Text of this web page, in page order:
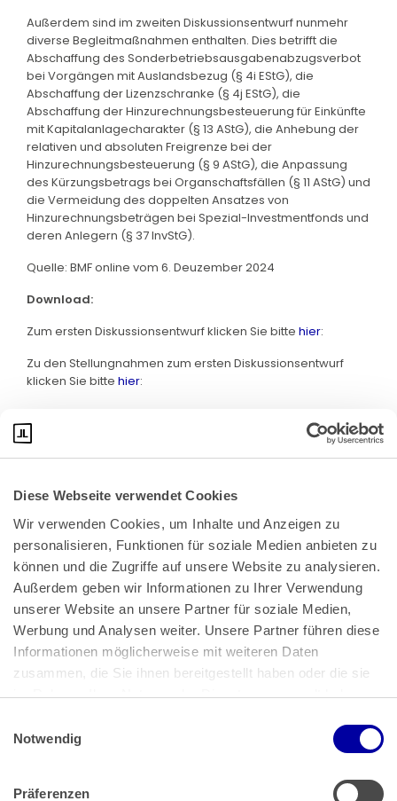
Diese Webseite verwendet Cookies
Wir verwenden Cookies, um Inhalte und Anzeigen zu
personalisieren, Funktionen für soziale Medien anbieten zu
können und die Zugriffe auf unsere Website zu analysieren.
Außerdem geben wir Informationen zu Ihrer Verwendung
unserer Website an unsere Partner für soziale Medien,
Werbung und Analysen weiter. Unsere Partner führen diese
Informationen möglicherweise mit weiteren Daten
zusammen, die Sie ihnen bereitgestellt haben oder die sie
im Rahmen Ihrer Nutzung der Dienste gesammelt haben.
Impressum
Notwendig
Präferenzen
Außerdem sind im zweiten Diskussionsentwurf nunmehr
diverse Begleitmaßnahmen enthalten. Dies betrifft die
Abschaffung des Sonderbetriebsausgabenabzugsverbot
bei Vorgängen mit Auslandsbezug (§ 4i EStG), die
Abschaffung der Lizenzschranke (§ 4j EStG), die
Abschaffung der Hinzurechnungsbesteuerung für Einkünfte
mit Kapitalanlagecharakter (§ 13 AStG), die Anhebung der
relativen und absoluten Freigrenze bei der
Hinzurechnungsbesteuerung (§ 9 AStG), die Anpassung
des Kürzungsbetrags bei Organschaftsfällen (§ 11 AStG) und
die Vermeidung des doppelten Ansatzes von
Hinzurechnungsbeträgen bei Spezial-Investmentfonds und
deren Anlegern (§ 37 InvStG).
Quelle: BMF online vom 6. Deuzember 2024
Download:
Zum ersten Diskussionsentwurf klicken Sie bitte hier:
Zu den Stellungnahmen zum ersten Diskussionsentwurf
klicken Sie bitte hier:
Bundeskanzlerplatz 2
53113 Bonn
Pressemitteilungen|AGB
Impressum|Datenschutz